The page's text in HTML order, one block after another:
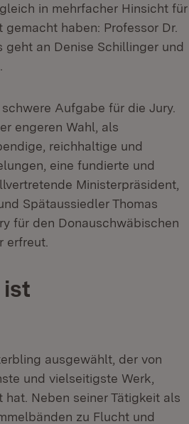
in mehrfacher Hinsicht für
haben: Professor Dr.
an Denise Schillinger und
Aufgabe für die Jury.
engeren Wahl, als
reichhaltige und
eine fundierte und
Ministerpräsident,
Spätaussiedler Thomas
für den Donauschwäbischen
erfreut.
ist
ausgewählt, der von
und vielseitigste Werk,
Neben seiner Tätigkeit als
zu Flucht und